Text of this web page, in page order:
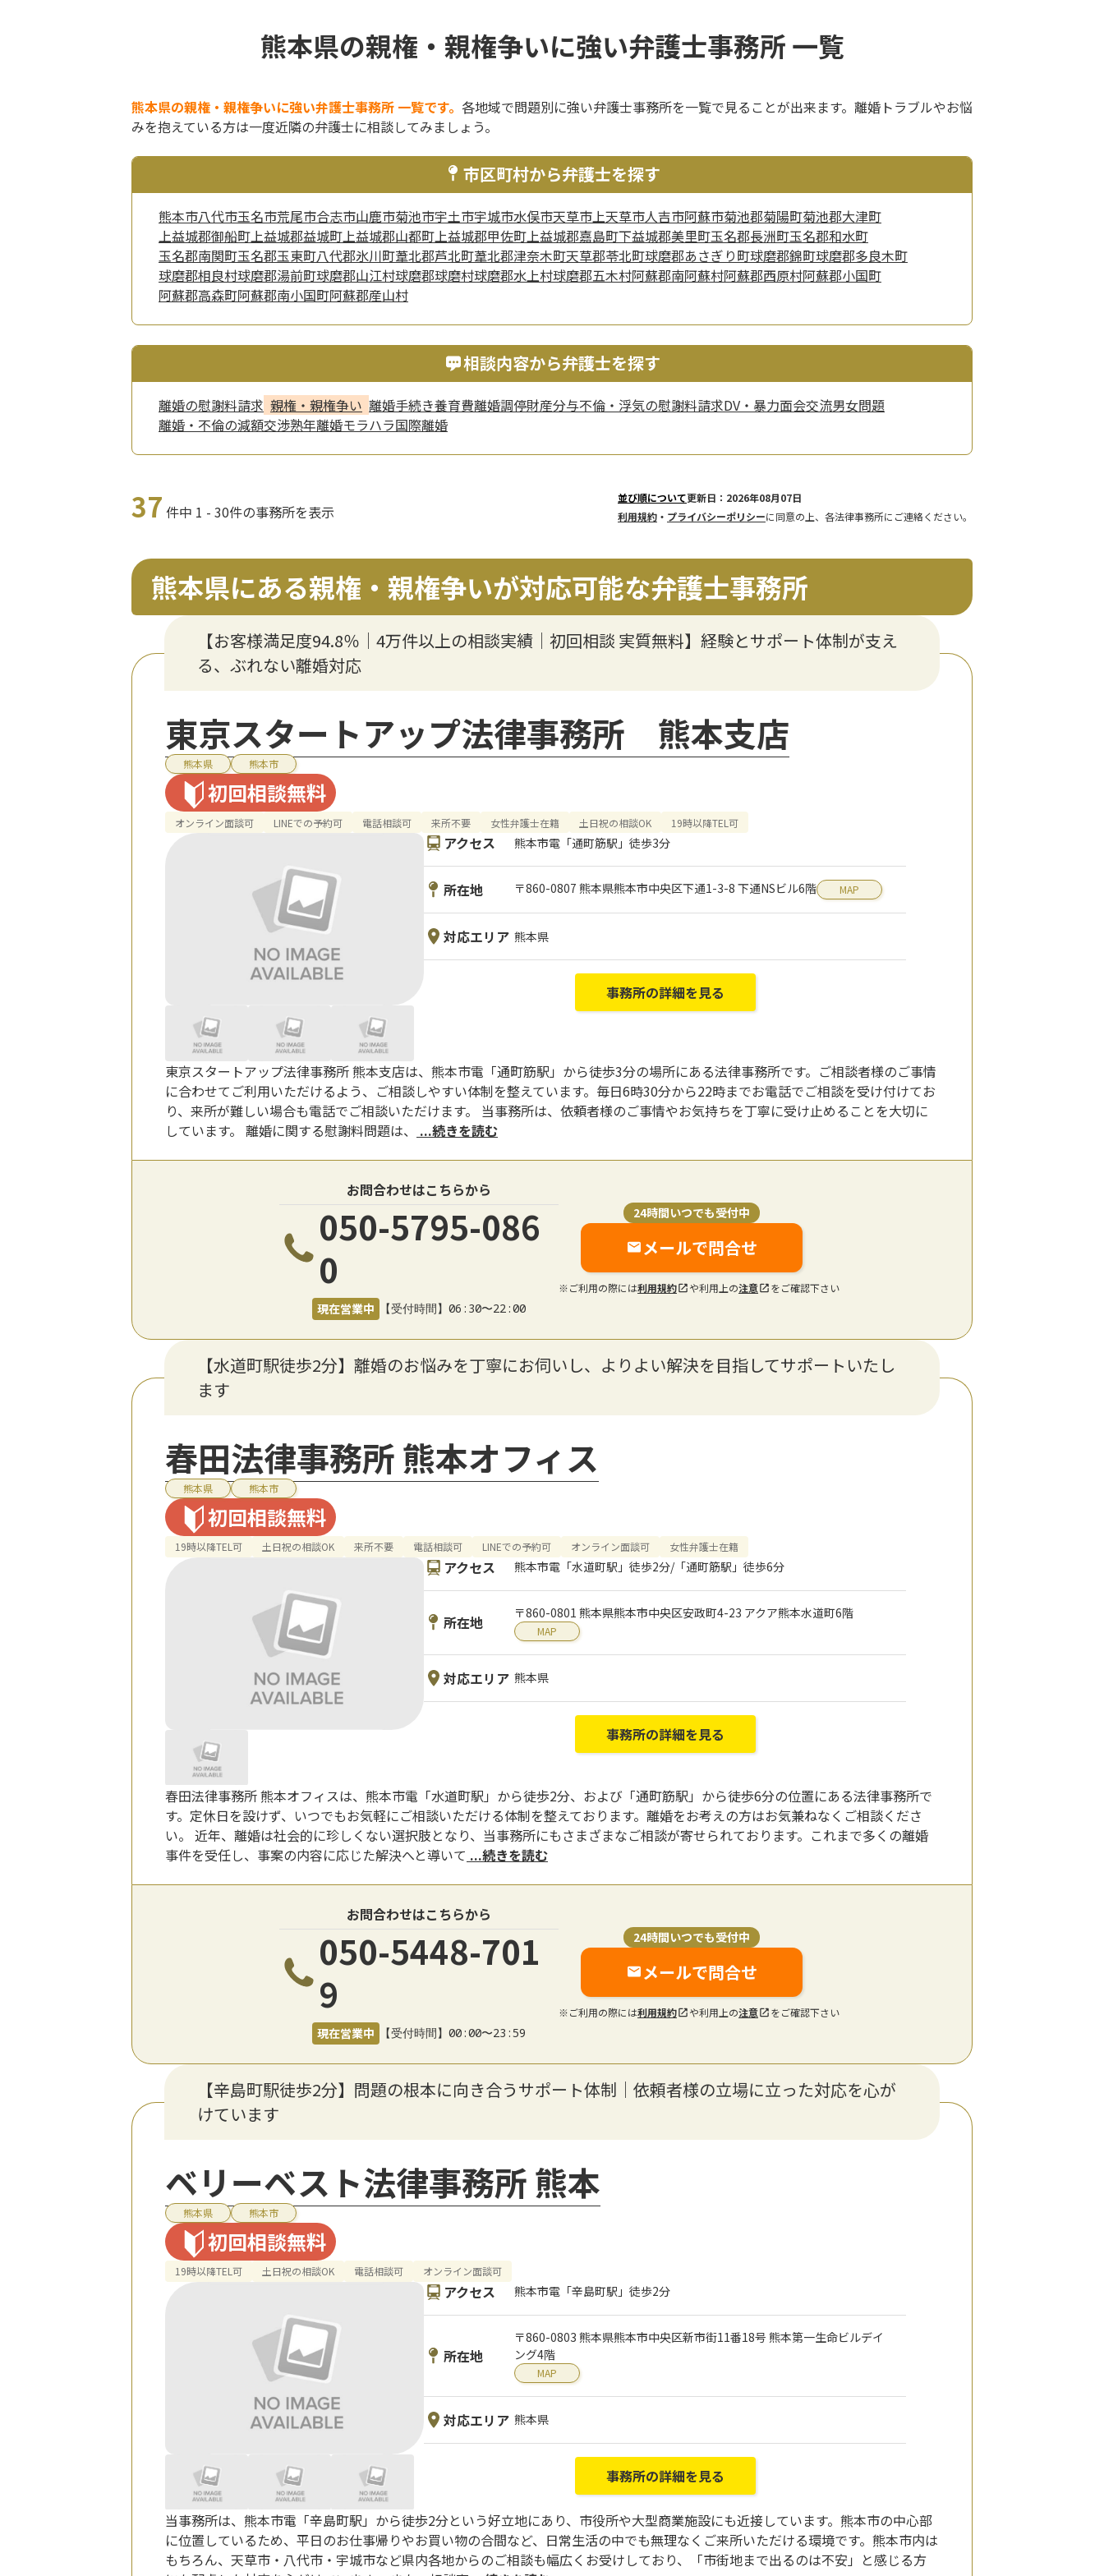
熊本県の親権・親権争いに強い弁護士事務所 一覧
熊本県の親権・親権争いに強い弁護士事務所 一覧です。 各地域で問題別に強い弁護士事務所を一覧で見ることが出来ます。離婚トラブルやお悩
みを抱えている方は一度近隣の弁護士に相談してみましょう。
市区町村から弁護士を探す
熊本市八代市玉名市荒尾市合志市山鹿市菊池市宇土市宇城市水俣市天草市上天草市人吉市阿蘇市菊池郡菊陽町菊池郡大津町
上益城郡御船町上益城郡益城町上益城郡山都町上益城郡甲佐町上益城郡嘉島町下益城郡美里町玉名郡長洲町玉名郡和水町
玉名郡南関町玉名郡玉東町八代郡氷川町葦北郡芦北町葦北郡津奈木町天草郡苓北町球磨郡あさぎり町球磨郡錦町球磨郡多良木町
球磨郡相良村球磨郡湯前町球磨郡山江村球磨郡球磨村球磨郡水上村球磨郡五木村阿蘇郡南阿蘇村阿蘇郡西原村阿蘇郡小国町
阿蘇郡高森町阿蘇郡南小国町阿蘇郡産山村
相談内容から弁護士を探す
離婚の慰謝料請求 親権・親権争い 離婚手続き養育費離婚調停財産分与不倫・浮気の慰謝料請求DV・暴力面会交流男女問題
離婚・不倫の減額交渉熟年離婚モラハラ国際離婚
37 件中 1 - 30件の事務所を表示
並び順について更新日：2026年08月07日
利用規約 ・ プライバシーポリシーに同意の上、各法律事務所にご連絡ください。
熊本県にある親権・親権争いが対応可能な弁護士事務所
【お客様満足度94.8％｜4万件以上の相談実績｜初回相談 実質無料】経験とサポート体制が支え
る、ぶれない離婚対応
東京スタートアップ法律事務所 熊本支店
熊本県 熊本市
初回相談無料
オンライン面談可 LINEでの予約可 電話相談可 来所不要 女性弁護士在籍 土日祝の相談OK 19時以降TEL可
アクセス 熊本市電「通町筋駅」徒歩3分
所在地 〒860-0807 熊本県熊本市中央区下通1-3-8 下通NSビル6階 MAP
対応エリア 熊本県
事務所の詳細を見る
東京スタートアップ法律事務所 熊本支店は、熊本市電「通町筋駅」から徒歩3分の場所にある法律事務所です。ご相談者様のご事情
に合わせてご利用いただけるよう、ご相談しやすい体制を整えています。毎日6時30分から22時までお電話でご相談を受け付けてお
り、来所が難しい場合も電話でご相談いただけます。 当事務所は、依頼者様のご事情やお気持ちを丁寧に受け止めることを大切に
しています。 離婚に関する慰謝料問題は、
...続きを読む
お問合わせはこちらから
050-5795-086
0
現在営業中 【受付時間】06:30〜22:00
24時間いつでも受付中
メールで問合せ
※ご利用の際には利用規約 や利用上の注意 をご確認下さい
【水道町駅徒歩2分】離婚のお悩みを丁寧にお伺いし、よりよい解決を目指してサポートいたし
ます
春田法律事務所 熊本オフィス
熊本県 熊本市
初回相談無料
19時以降TEL可 土日祝の相談OK 来所不要 電話相談可 LINEでの予約可 オンライン面談可 女性弁護士在籍
アクセス 熊本市電「水道町駅」徒歩2分/「通町筋駅」徒歩6分
所在地
〒860-0801 熊本県熊本市中央区安政町4-23 アクア熊本水道町6階
MAP
対応エリア 熊本県
事務所の詳細を見る
春田法律事務所 熊本オフィスは、熊本市電「水道町駅」から徒歩2分、および「通町筋駅」から徒歩6分の位置にある法律事務所で
す。定休日を設けず、いつでもお気軽にご相談いただける体制を整えております。離婚をお考えの方はお気兼ねなくご相談くださ
い。 近年、離婚は社会的に珍しくない選択肢となり、当事務所にもさまざまなご相談が寄せられております。これまで多くの離婚
事件を受任し、事案の内容に応じた解決へと導いて ...続きを読む
お問合わせはこちらから
050-5448-701
9
現在営業中 【受付時間】00:00〜23:59
24時間いつでも受付中
メールで問合せ
※ご利用の際には利用規約 や利用上の注意 をご確認下さい
【辛島町駅徒歩2分】問題の根本に向き合うサポート体制｜依頼者様の立場に立った対応を心が
けています
ベリーベスト法律事務所 熊本
熊本県 熊本市
初回相談無料
19時以降TEL可 土日祝の相談OK 電話相談可 オンライン面談可
アクセス 熊本市電「辛島町駅」徒歩2分
所在地
〒860-0803 熊本県熊本市中央区新市街11番18号 熊本第一生命ビルデイ
ング4階
MAP
対応エリア 熊本県
事務所の詳細を見る
当事務所は、熊本市電「辛島町駅」から徒歩2分という好立地にあり、市役所や大型商業施設にも近接しています。熊本市の中心部
に位置しているため、平日のお仕事帰りやお買い物の合間など、日常生活の中でも無理なくご来所いただける環境です。熊本市内は
もちろん、天草市・八代市・宇城市など県内各地からのご相談も幅広くお受けしており、「市街地まで出るのは不安」と感じる方